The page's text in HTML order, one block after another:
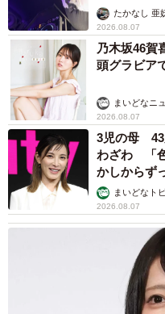
たかなし 亜
2026.08.07
乃木坂46
頭グラビア
まいどなニ
2026.08.07
3児の母 43
わざわ 「
かしからず
まいどなト
2026.08.07